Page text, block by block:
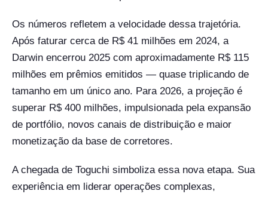
Os números refletem a velocidade dessa trajetória.
Após faturar cerca de R$ 41 milhões em 2024, a
Darwin encerrou 2025 com aproximadamente R$ 115
milhões em prêmios emitidos — quase triplicando de
tamanho em um único ano. Para 2026, a projeção é
superar R$ 400 milhões, impulsionada pela expansão
de portfólio, novos canais de distribuição e maior
monetização da base de corretores.
A chegada de Toguchi simboliza essa nova etapa. Sua
experiência em liderar operações complexas,